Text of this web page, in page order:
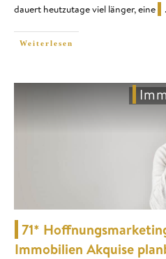
dauert heutzutage viel länger, eine
Weiterlesen
71*
Immobilien Akquise